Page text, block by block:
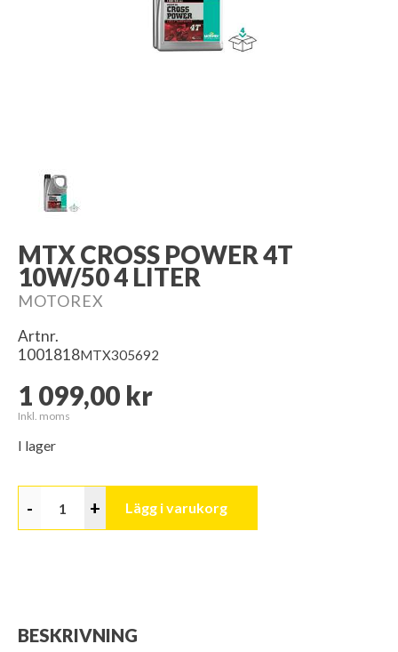
MTX CROSS POWER 4T
10W/50 4 LITER
MOTOREX
Artnr.
1001818MTX305692
1 099,00 kr
Inkl. moms
I lager
- + Lägg i varukorg
BESKRIVNING